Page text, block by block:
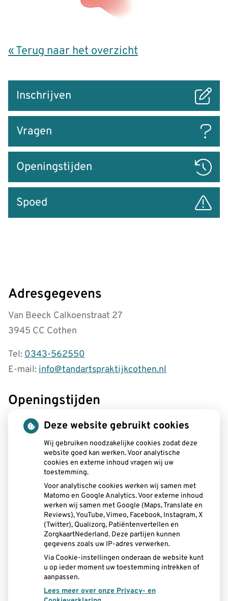
« Terug naar het overzicht
naar
Inschrijven
Vragen
Openingstijden
Spoed
Adresgegevens
Van Beeck Calkoenstraat 27
3945 CC Cothen
Tel:0343-562550
E-mail:info@tandartspraktijkcothen.nl
Openingstijden
Maandag: 08.00tot
- 12.30
13.00 tot- 19.00
08.00tot
- 12.30
13.00tot
- 17.00
Woensdag:
08.15 tot
- 12.30
Donderdag:
08.00tot
- 12.30
13.00tot
- 17.00
08.00tot
- 12.30
13.00tot
- 15.00
Aangesloten bij:
Deze website gebruikt cookies
Wij gebruiken noodzakelijke cookies zodat deze
website goed kan werken. Voor analytische
cookies en externe inhoud vragen wij uw
toestemming.
Voor analytische cookies werken wij samen met
Matomo en Google Analytics. Voor externe inhoud
werken wij samen met Google (Maps, Translate en
Reviews), YouTube, Vimeo, Facebook, Instagram, X
(Twitter), Qualizorg, Patiëntenvertellen en
ZorgkaartNederland. Deze partijen kunnen
gegevens zoals uw IP-adres verwerken.
Via Cookie-instellingen onderaan de website kunt
u op ieder moment uw toestemming intrekken of
aanpassen.
Lees meer over onze Privacy- en